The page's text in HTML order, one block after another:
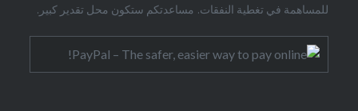
للمساهمة في تغطية النفقات. مساعدتكم ستكون محل تقدير كبير.